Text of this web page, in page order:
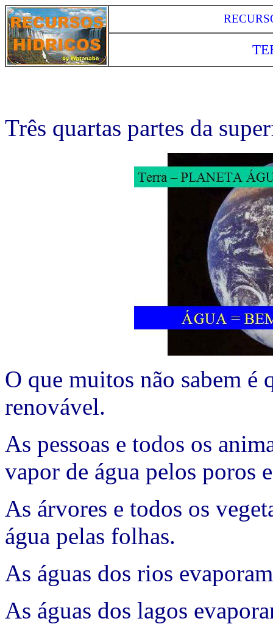
Três quartas partes da
O que muitos não sabem é
renovável.
As pessoas e todos os
vapor de água pelos poros
As árvores e todos os
água pelas folhas.
As águas dos rios
As águas dos lagos